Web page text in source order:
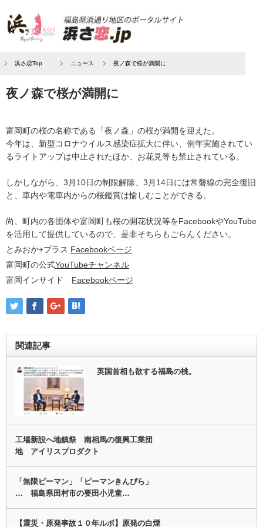
浜さ恋Top ニュース 夜ノ森で桜が満開に
夜ノ森で桜が満開に
富岡町の桜の名称である「夜ノ森」の桜が満開を迎えた。
今年は、新型コロナウイルス感染症拡大に伴い、例年実施されてい
るライトアップは中止されたほか、お花見等も禁止されている。
しかしながら、3月10日の制限解除、3月14日には常磐線の完全復旧
と、車内や電車内からの桜鑑賞は愉しむことができる。
尚、町内の各団体や富岡町も桜の開花状況等をFacebookやYouTube
を活用して提供しているので、是非そちらもごらんください。
とみおか+プラス Facebookページ
富岡町の公式YouTubeチャンネル
富岡インサイド Facebookページ
関連記事
英国首相も欲する福島の桃。
工場新設へ地鎮祭 南相馬の復興工業団
地 アイリスプロダクト
「無限ピーマン」「ピーマンきんぴら」
… 福島県田村市の要田小児童…
【震災・原発事故１０年ルポ】原発の白煙